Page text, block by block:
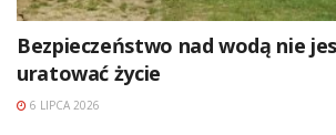
Bezpieczeństwo nad wodą nie
uratować życie
6 LIPCA 2026